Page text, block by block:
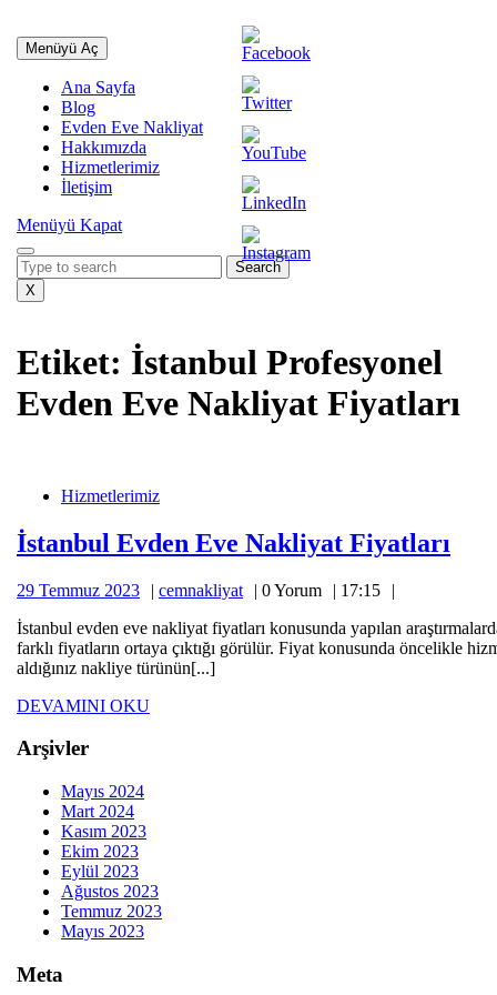
geç
Skip
content
Menüyü Aç
Aç
Ana Sayfa
Blog
Evden Eve Nakliyat
Hakkımızda
Hizmetlerimiz
İletişim
Menüyü KapatMenüyü
Search
for:
X
Etiket: İstanbul Profesyonel
Evden Eve Nakliyat Fiyatları
Fiyatları
Hizmetlerimiz
İstanbul Evden Eve Nakliyat Fiyatları
29 Temmuz 202329
2023
cemnakliyatcemnakliyat
0 Yorum
17:15
İstanbul evden eve nakliyat fiyatları konusunda yapılan
farklı fiyatların ortaya çıktığı görülür. Fiyat konusunda öncelikle
aldığınız nakliye türünün[...]
DEVAMINI OKUDEVAMINI
Arşivler
Mayıs 2024
Mart 2024
Kasım 2023
Ekim 2023
Eylül 2023
Ağustos 2023
Temmuz 2023
Mayıs 2023
Meta